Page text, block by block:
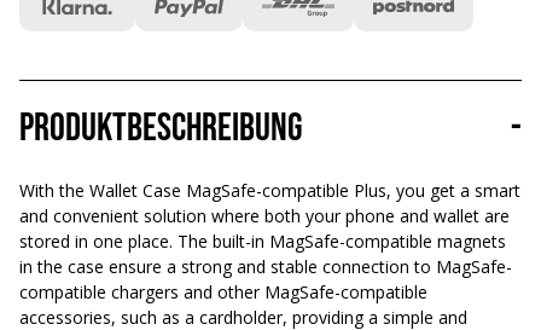
Produktbeschreibung -
With the Wallet Case MagSafe-compatible Plus, you get a smart
and convenient solution where both your phone and wallet are
stored in one place. The built-in MagSafe-compatible magnets
in the case ensure a strong and stable connection to MagSafe-
compatible chargers and other MagSafe-compatible
accessories, such as a cardholder, providing a simple and